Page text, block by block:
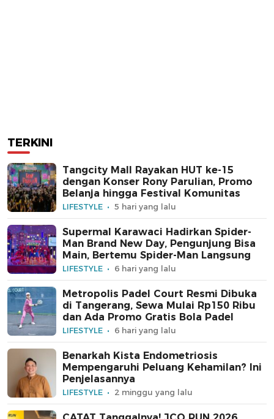
TERKINI
Tangcity Mall Rayakan HUT ke-15
dengan Konser Rony Parulian, Promo
Belanja hingga Festival Komunitas
LIFESTYLE 5 hari yang lalu
Supermal Karawaci Hadirkan Spider-
Man Brand New Day, Pengunjung Bisa
Main, Bertemu Spider-Man Langsung
LIFESTYLE 6 hari yang lalu
Metropolis Padel Court Resmi Dibuka
di Tangerang, Sewa Mulai Rp150 Ribu
dan Ada Promo Gratis Bola Padel
LIFESTYLE 6 hari yang lalu
Benarkah Kista Endometriosis
Mempengaruhi Peluang Kehamilan? Ini
Penjelasannya
LIFESTYLE 2 minggu yang lalu